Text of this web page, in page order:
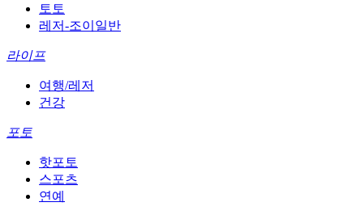
토토
레저-조이일반
라이프
여행/레저
건강
포토
핫포토
스포츠
연예